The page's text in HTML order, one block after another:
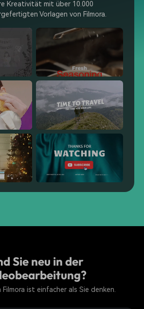
Kreativität mit über 10.000
Vorlagen von Filmora.
Sie neu in der
Filmora ist einfacher als Sie denken.